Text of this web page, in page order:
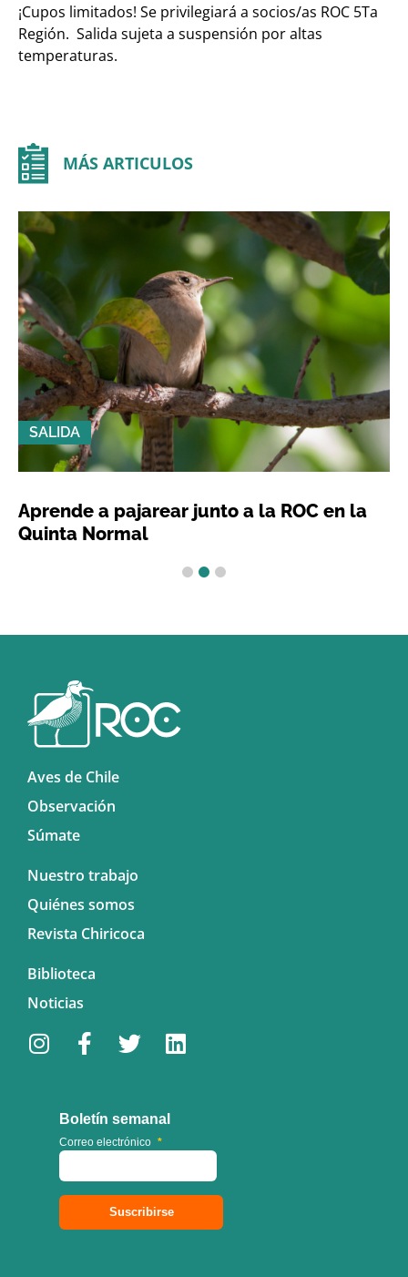
¡Cupos limitados! Se privilegiará a socios/as ROC 5Ta
Región. Salida sujeta a suspensión por altas
temperaturas.
MÁS ARTICULOS
SALIDA
Aprende a pajarear junto a la ROC en la
Quinta Normal
Aves de Chile
Observación
Súmate
Nuestro trabajo
Quiénes somos
Revista Chiricoca
Biblioteca
Noticias
Boletín semanal
Correo electrónico *